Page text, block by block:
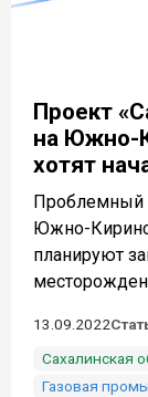
Проект
на Южно-
хотят
Проблемный
Южно-
планируют
13.09.2022
Сахалинская
Газовая